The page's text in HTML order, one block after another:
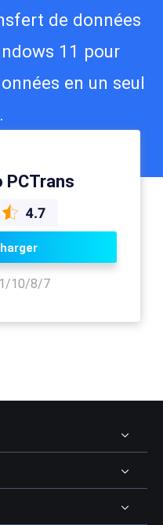
de données
11 pour
en un seul
PCTrans
10/8/7